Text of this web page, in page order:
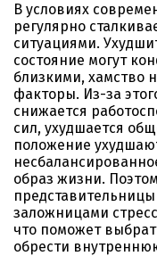
В условиях
регулярно
ситуациями.
состояние могут
близкими, хамство
факторы. Из-за
снижается
сил, ухудшается
положение
образ жизни.
заложницами
что поможет
обрести